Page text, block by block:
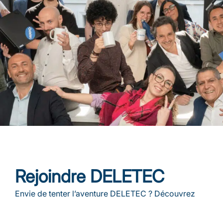
Rejoindre DELETEC
Envie de tenter l’aventure DELETEC ? Découvrez